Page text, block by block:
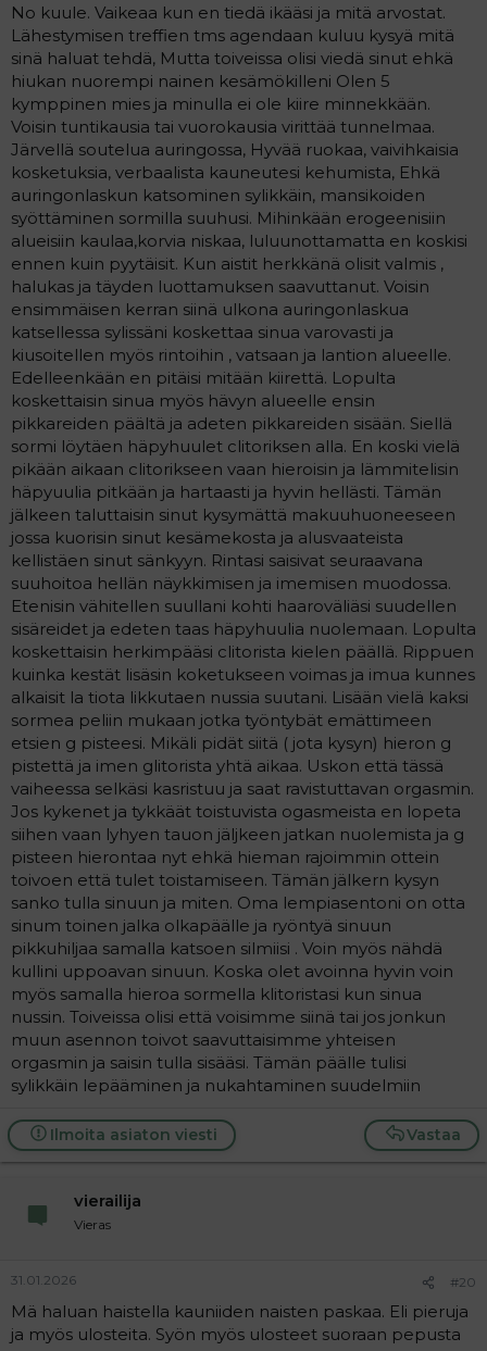
No kuule. Vaikeaa kun en tiedä ikääsi ja mitä arvostat.
Lähestymisen treffien tms agendaan kuluu kysyä mitä
sinä haluat tehdä, Mutta toiveissa olisi viedä sinut ehkä
hiukan nuorempi nainen kesämökilleni Olen 5
kymppinen mies ja minulla ei ole kiire minnekkään.
Voisin tuntikausia tai vuorokausia virittää tunnelmaa.
Järvellä soutelua auringossa, Hyvää ruokaa, vaivihkaisia
kosketuksia, verbaalista kauneutesi kehumista, Ehkä
auringonlaskun katsominen sylikkäin, mansikoiden
syöttäminen sormilla suuhusi. Mihinkään erogeenisiin
alueisiin kaulaa,korvia niskaa, luluunottamatta en koskisi
ennen kuin pyytäisit. Kun aistit herkkänä olisit valmis ,
halukas ja täyden luottamuksen saavuttanut. Voisin
ensimmäisen kerran siinä ulkona auringonlaskua
katsellessa sylissäni koskettaa sinua varovasti ja
kiusoitellen myös rintoihin , vatsaan ja lantion alueelle.
Edelleenkään en pitäisi mitään kiirettä. Lopulta
koskettaisin sinua myös hävyn alueelle ensin
pikkareiden päältä ja adeten pikkareiden sisään. Siellä
sormi löytäen häpyhuulet clitoriksen alla. En koski vielä
pikään aikaan clitorikseen vaan hieroisin ja lämmitelisin
häpyuulia pitkään ja hartaasti ja hyvin hellästi. Tämän
jälkeen taluttaisin sinut kysymättä makuuhuoneeseen
jossa kuorisin sinut kesämekosta ja alusvaateista
kellistäen sinut sänkyyn. Rintasi saisivat seuraavana
suuhoitoa hellän näykkimisen ja imemisen muodossa.
Etenisin vähitellen suullani kohti haaroväliäsi suudellen
sisäreidet ja edeten taas häpyhuulia nuolemaan. Lopulta
koskettaisin herkimpääsi clitorista kielen päällä. Rippuen
kuinka kestät lisäsin koketukseen voimas ja imua kunnes
alkaisit la tiota likkutaen nussia suutani. Lisään vielä kaksi
sormea peliin mukaan jotka työntybät emättimeen
etsien g pisteesi. Mikäli pidät siitä ( jota kysyn) hieron g
pistettä ja imen glitorista yhtä aikaa. Uskon että tässä
vaiheessa selkäsi kasristuu ja saat ravistuttavan orgasmin.
Jos kykenet ja tykkäät toistuvista ogasmeista en lopeta
siihen vaan lyhyen tauon jäljkeen jatkan nuolemista ja g
pisteen hierontaa nyt ehkä hieman rajoimmin ottein
toivoen että tulet toistamiseen. Tämän jälkern kysyn
sanko tulla sinuun ja miten. Oma lempiasentoni on otta
sinum toinen jalka olkapäälle ja ryöntyä sinuun
pikkuhiljaa samalla katsoen silmiisi . Voin myös nähdä
kullini uppoavan sinuun. Koska olet avoinna hyvin voin
myös samalla hieroa sormella klitoristasi kun sinua
nussin. Toiveissa olisi että voisimme siinä tai jos jonkun
muun asennon toivot saavuttaisimme yhteisen
orgasmin ja saisin tulla sisääsi. Tämän päälle tulisi
sylikkäin lepääminen ja nukahtaminen suudelmiin
Vastaa
Ilmoita asiaton viesti
vierailija
Vieras
31.01.2026 #20
Mä haluan haistella kauniiden naisten paskaa. Eli pieruja
ja myös ulosteita. Syön myös ulosteet suoraan pepusta